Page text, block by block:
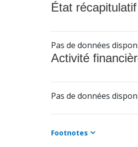
État
Pas de données
Activité
Pas de données
Footnotes